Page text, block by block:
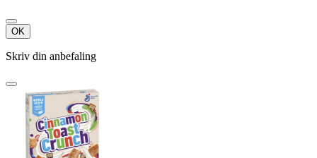
OK
Skriv din anbefaling